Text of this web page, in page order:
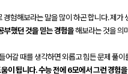
험해보라는 말을 많이 하곤 합니다. 제
부했던 것을 믿는 경험을해보라는 것을 의
어갈 때를 생각하면 외롭고 힘든 문제 풀
이 됩니다. 수능 전에 6모에서 그런 경험